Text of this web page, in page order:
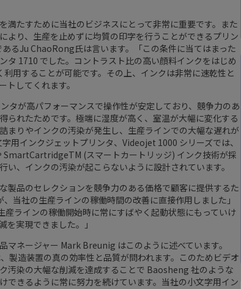
満たすために当社のビジネスにとって非常に重要です。また
より、生産を止めずに均質の印字を行うことができるプリン
るJu ChaoRong氏は言います。「この条件に当てはまった
タ 1710 でした。コントラスト比の高い顔料インクをはじめ
用することが可能です。その上、インクは非常に速乾性と
してくれます。
タが高パフォーマンスで操作性が安定しており、競争力のあ
られたためです。極端に湿度が高く、室温が大幅に変化する
まりやインクの汚染が発生し、生産ラインでの大幅な遅れが
用インクジェットプリンタ、Videojet 1000 シリーズでは、
(スマートカートリッジ) インク技術が採
、インクの汚染が起こらないように設計されています。
製品のセレクションを競争力のある価格で顧客に提供するた
当社の生産ラインの稼働時間の改善に直接作用しました」
ラインの稼働開始時に常にすばやく起動状態にもっていけ
実現できました。」
ネージャー Mark Breunig はこのように述べています。
製造装置の真の効率性と品質が問われます。このためビデオ
汚染の大幅な削減を達成することで Baosheng 社のような
できるように常に努力を続けています。当社の小文字用イン